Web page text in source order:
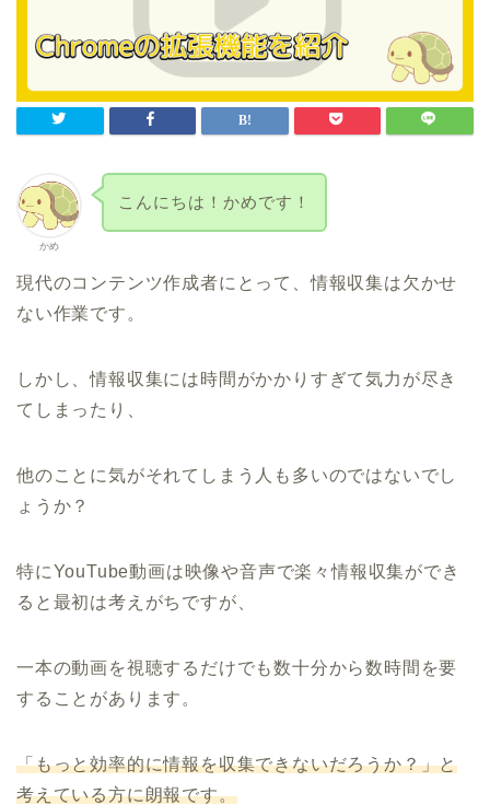
かめ
こんにちは！かめです！
現代のコンテンツ作成者にとって、情報収集は欠かせ
ない作業です。
しかし、情報収集には時間がかかりすぎて気力が尽き
てしまったり、
他のことに気がそれてしまう人も多いのではないでし
ょうか？
特にYouTube動画は映像や音声で楽々情報収集ができ
ると最初は考えがちですが、
一本の動画を視聴するだけでも数十分から数時間を要
することがあります。
「もっと効率的に情報を収集できないだろうか？」と
考えている方に朗報です。